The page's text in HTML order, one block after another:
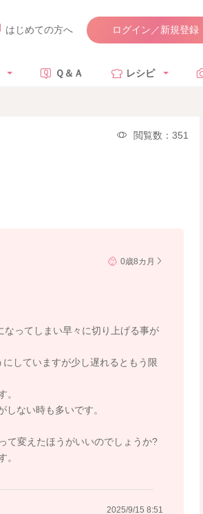
はじめての方へ ログイン／新規登録
Ｑ＆Ａ レシピ
閲覧数：351
0歳8カ月
ってしまい早々に切り上げる事が
していますが少し遅れるともう限
ない時も多いです。
て変えたほうがいいのでしょうか?
。
2025/9/15 8:51